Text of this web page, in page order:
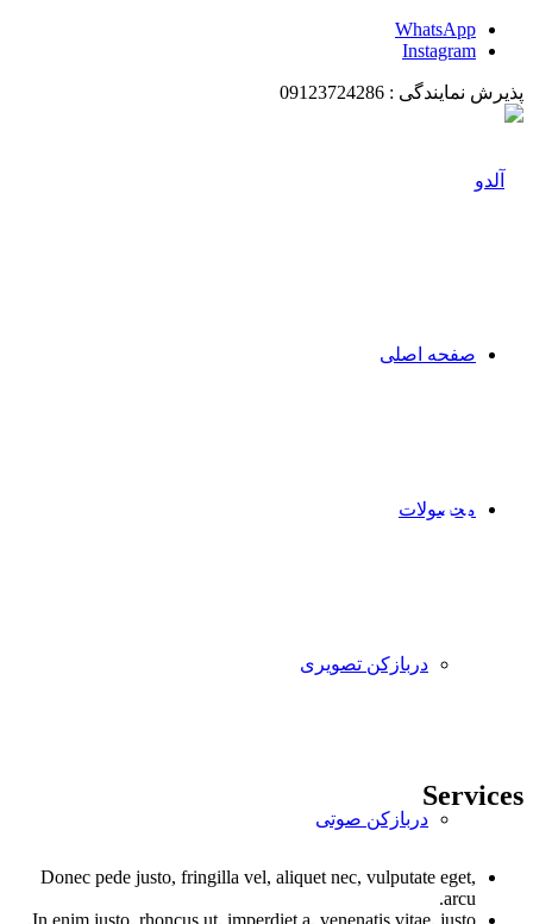
WhatsApp
Instagram
پذیرش نمایندگی : 09123724286
صفحه اصلی
محصولات
دربازکن تصویری
دربازکن صوتی
FAQ
Services
Donec pede justo, fringilla vel, aliquet nec, vulputate eget,
arcu.
In enim justo, rhoncus ut, imperdiet a, venenatis vitae, justo.